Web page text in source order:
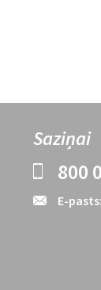
Saziņai
800
E-pasts: